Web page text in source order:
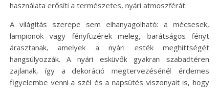
használata erősíti a természetes, nyári atmoszférát.
A világítás szerepe sem elhanyagolható: a mécsesek,
lampionok vagy fényfüzérek meleg, barátságos fényt
árasztanak, amelyek a nyári esték meghittségét
hangsúlyozzák. A nyári esküvők gyakran szabadtéren
zajlanak, így a dekoráció megtervezésénél érdemes
figyelembe venni a szél és a napsütés viszonyait is, hogy